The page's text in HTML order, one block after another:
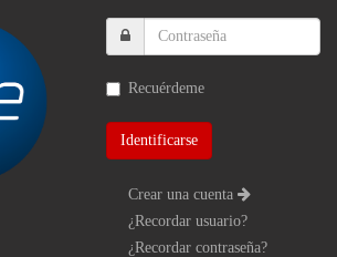
Recuérdeme
Crear una cuenta
¿Recordar usuario?
¿Recordar contraseña?